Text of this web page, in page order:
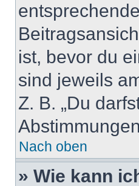
ist, bevor du
sind jeweils
Z. B. „Du
Nach oben
» Wie kann